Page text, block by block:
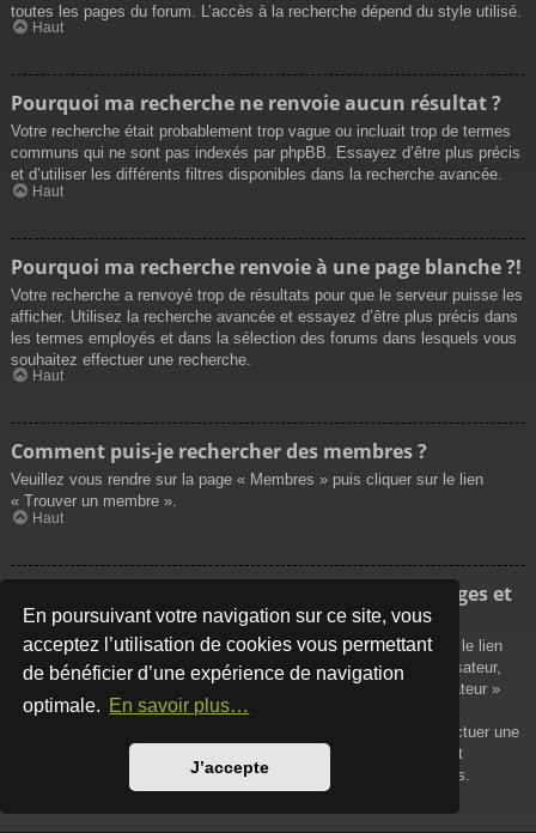
En poursuivant votre navigation sur ce site, vous
acceptez l’utilisation de cookies vous permettant
de bénéficier d’une expérience de navigation
optimale. En savoir plus…
J’accepte
toutes les pages du forum. L’accès à la recherche dépend du style utilisé.
Haut
Pourquoi ma recherche ne renvoie aucun résultat ?
Votre recherche était probablement trop vague ou incluait trop de termes
communs qui ne sont pas indexés par phpBB. Essayez d’être plus précis
et d’utiliser les différents filtres disponibles dans la recherche avancée.
Haut
Pourquoi ma recherche renvoie à une page blanche ?!
Votre recherche a renvoyé trop de résultats pour que le serveur puisse les
afficher. Utilisez la recherche avancée et essayez d’être plus précis dans
les termes employés et dans la sélection des forums dans lesquels vous
souhaitez effectuer une recherche.
Haut
Comment puis-je rechercher des membres ?
Veuillez vous rendre sur la page « Membres » puis cliquer sur le lien
« Trouver un membre ».
Haut
Comment puis-je retrouver mes propres messages et
sujets ?
Vos propres messages peuvent être affichés soit en cliquant sur le lien
« Afficher vos messages » dans le panneau de contrôle de l’utilisateur,
soit en cliquant sur le lien « Rechercher les messages de l’utilisateur »
sur la page de votre propre profil ou soit en cliquant sur le menu
« Raccourcis » situé sur la partie supérieure du forum. Pour effectuer une
recherche de vos propres sujets, utilisez la recherche avancée et
remplissez convenablement les options qui vous sont disponibles.